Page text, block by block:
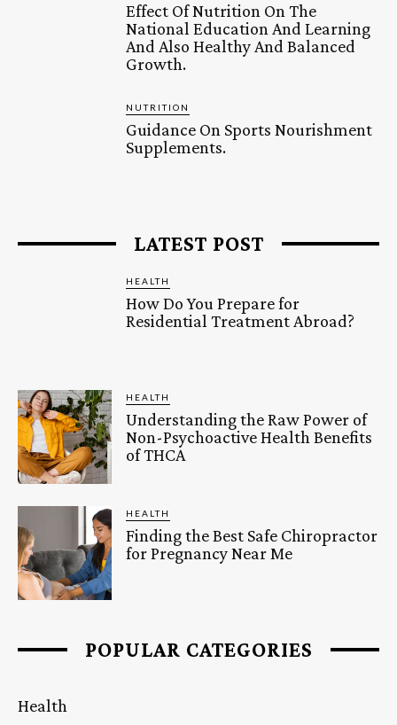
Effect Of Nutrition On The
National Education And Learning
And Also Healthy And Balanced
Growth.
NUTRITION
Guidance On Sports Nourishment
Supplements.
LATEST POST
HEALTH
How Do You Prepare for
Residential Treatment Abroad?
HEALTH
Understanding the Raw Power of
Non-Psychoactive Health Benefits
of THCA
HEALTH
Finding the Best Safe Chiropractor
for Pregnancy Near Me
POPULAR CATEGORIES
Health